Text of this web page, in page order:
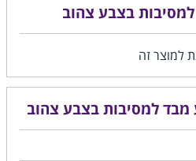
בצבע צהוב
למוצר זה
מבד למסיבות בצבע צהוב